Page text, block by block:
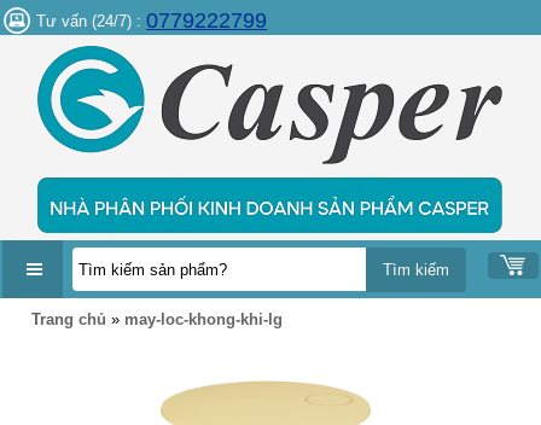
Tư vấn (24/7) : 0779222799
DANH
Trang chủ » may-loc-khong-khi-lg